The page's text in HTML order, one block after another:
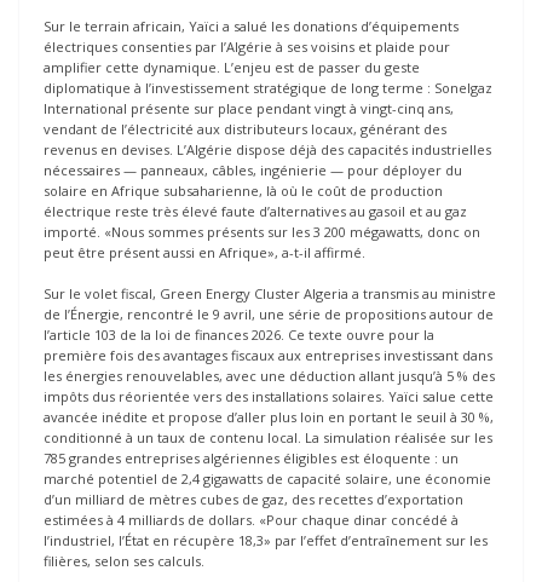
Sur le terrain africain, Yaïci a salué les donations d’équipements
électriques consenties par l’Algérie à ses voisins et plaide pour
amplifier cette dynamique. L’enjeu est de passer du geste
diplomatique à l’investissement stratégique de long terme : Sonelgaz
International présente sur place pendant vingt à vingt-cinq ans,
vendant de l’électricité aux distributeurs locaux, générant des
revenus en devises. L’Algérie dispose déjà des capacités industrielles
nécessaires — panneaux, câbles, ingénierie — pour déployer du
solaire en Afrique subsaharienne, là où le coût de production
électrique reste très élevé faute d’alternatives au gasoil et au gaz
importé. «Nous sommes présents sur les 3 200 mégawatts, donc on
peut être présent aussi en Afrique», a-t-il affirmé.
Sur le volet fiscal, Green Energy Cluster Algeria a transmis au ministre
de l’Énergie, rencontré le 9 avril, une série de propositions autour de
l’article 103 de la loi de finances 2026. Ce texte ouvre pour la
première fois des avantages fiscaux aux entreprises investissant dans
les énergies renouvelables, avec une déduction allant jusqu’à 5 % des
impôts dus réorientée vers des installations solaires. Yaïci salue cette
avancée inédite et propose d’aller plus loin en portant le seuil à 30 %,
conditionné à un taux de contenu local. La simulation réalisée sur les
785 grandes entreprises algériennes éligibles est éloquente : un
marché potentiel de 2,4 gigawatts de capacité solaire, une économie
d’un milliard de mètres cubes de gaz, des recettes d’exportation
estimées à 4 milliards de dollars. «Pour chaque dinar concédé à
l’industriel, l’État en récupère 18,3» par l’effet d’entraînement sur les
filières, selon ses calculs.